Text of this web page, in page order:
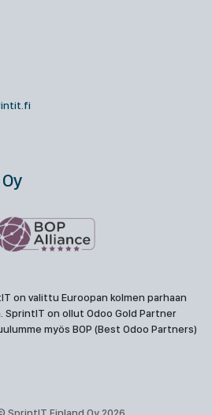
on valittu Euroopan kolmen parhaan
on ollut Odoo Gold Partner
myös BOP (Best Odoo Partners)
SprintIT Finland Oy 2026